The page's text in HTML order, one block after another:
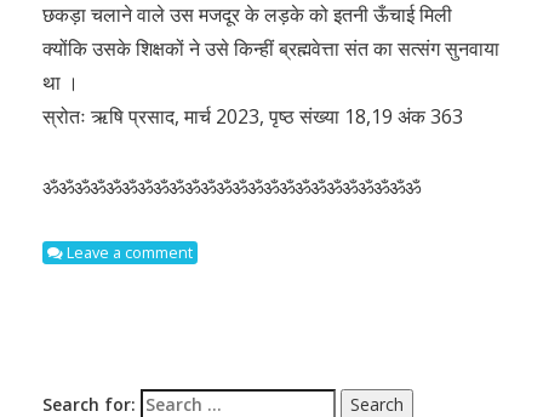
छकड़ा चलाने वाले उस मजदूर के लड़के को इतनी ऊँचाई मिली
क्योंकि उसके शिक्षकों ने उसे किन्हीं ब्रह्मवेत्ता संत का सत्संग सुनवाया
था ।
स्रोतः ऋषि प्रसाद, मार्च 2023, पृष्ठ संख्या 18,19 अंक 363
ॐॐॐॐॐॐॐॐॐॐॐॐॐॐॐॐॐॐॐॐॐॐॐॐ
Leave a comment
Search for: